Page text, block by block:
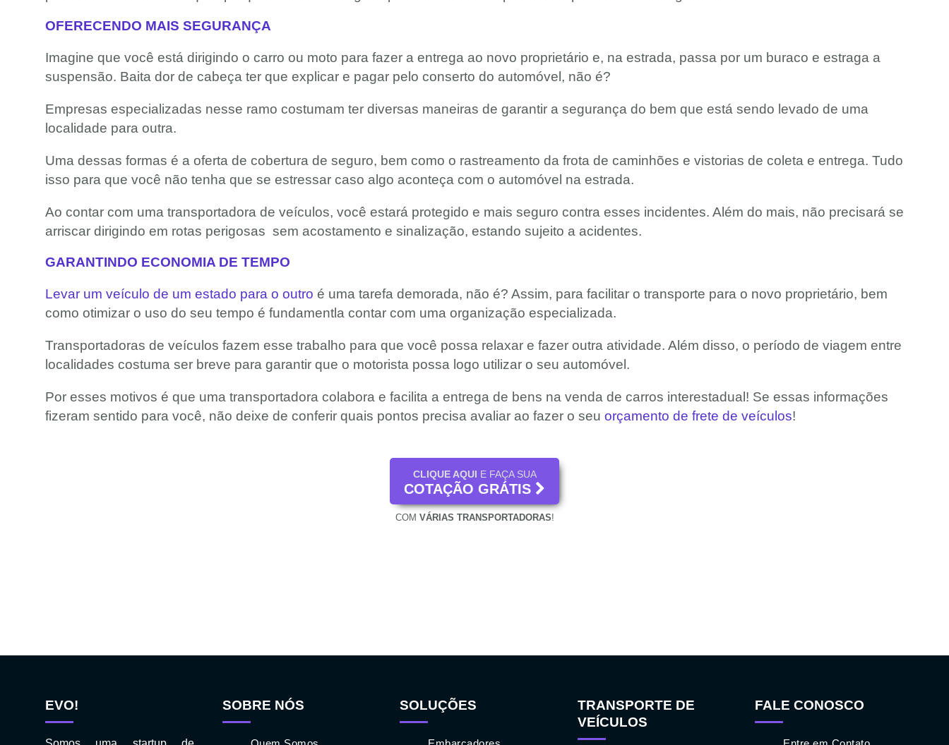
OFERECENDO MAIS SEGURANÇA
Imagine que você está dirigindo o carro ou moto para fazer a entrega ao novo proprietário e, na estrada, passa por um buraco e estraga a
suspensão. Baita dor de cabeça ter que explicar e pagar pelo conserto do automóvel, não é?
Empresas especializadas nesse ramo costumam ter diversas maneiras de garantir a segurança do bem que está sendo levado de uma
localidade para outra.
Uma dessas formas é a oferta de cobertura de seguro, bem como o rastreamento da frota de caminhões e vistorias de coleta e entrega. Tudo
isso para que você não tenha que se estressar caso algo aconteça com o automóvel na estrada.
Ao contar com uma transportadora de veículos, você estará protegido e mais seguro contra esses incidentes. Além do mais, não precisará se
arriscar dirigindo em rotas perigosas sem acostamento e sinalização, estando sujeito a acidentes.
GARANTINDO ECONOMIA DE TEMPO
Levar um veículo de um estado para o outro é uma tarefa demorada, não é? Assim, para facilitar o transporte para o novo proprietário, bem
como otimizar o uso do seu tempo é fundamentla contar com uma organização especializada.
Transportadoras de veículos fazem esse trabalho para que você possa relaxar e fazer outra atividade. Além disso, o período de viagem entre
localidades costuma ser breve para garantir que o motorista possa logo utilizar o seu automóvel.
Por esses motivos é que uma transportadora colabora e facilita a entrega de bens na venda de carros interestadual! Se essas informações
fizeram sentido para você, não deixe de conferir quais pontos precisa avaliar ao fazer o seu orçamento de frete de veículos!
CLIQUE AQUI E FAÇA SUA
COTAÇÃO GRÁTIS
COM VÁRIAS TRANSPORTADORAS!
EVO! SOBRE NÓS SOLUÇÕES
TRANSPORTE DE
VEÍCULOS
FALE CONOSCO